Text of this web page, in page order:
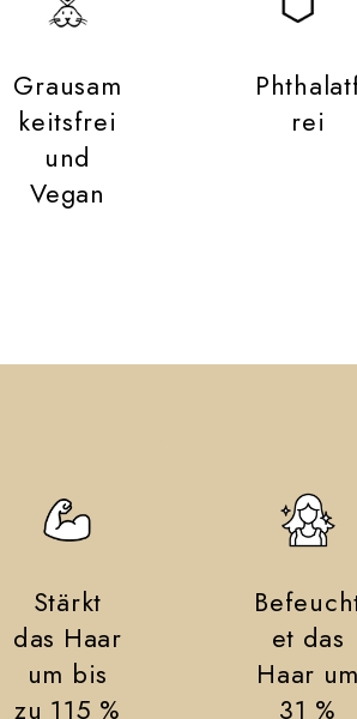
Grausam
keitsfrei
und
Vegan
rei
Stärkt
das Haar
um bis
zu 115 %
et das
Haar um
31 %